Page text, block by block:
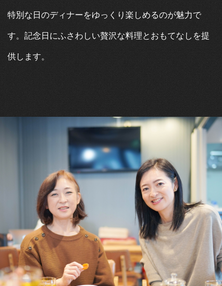
特別な日のディナーをゆっくり楽しめるのが魅力で
す。記念日にふさわしい贅沢な料理とおもてなしを提
供します。